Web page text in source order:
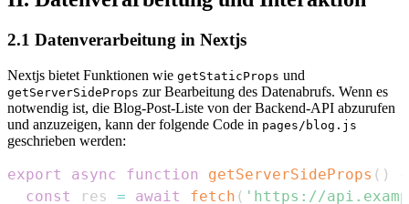
2.1 Datenverarbeitung in Nextjs
Nextjs bietet Funktionen wie getStaticProps und
getServerSideProps zur Bearbeitung des Datenabrufs. Wenn es
notwendig ist, die Blog-Post-Liste von der Backend-API abzurufen
und anzuzeigen, kann der folgende Code in pages/blog.js
geschrieben werden:
export async function getServerSideProps ( )
const
res = await fetch ( 'https://